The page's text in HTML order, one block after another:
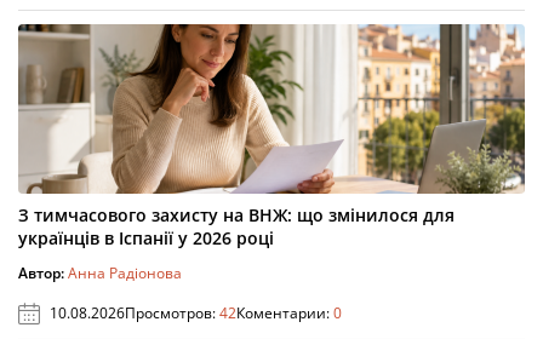
З тимчасового захисту на ВНЖ: що змінилося для
українців в Іспанії у 2026 році
Автор:Анна Радіонова
10.08.2026Просмотров:42Коментарии:0